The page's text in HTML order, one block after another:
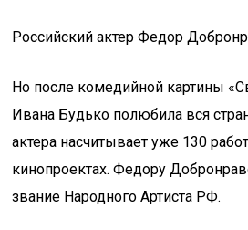
Российский актер Федор
Но после комедийной картины
Ивана Будько полюбила вся
актера насчитывает уже 130
кинопроектах. Федору
звание Народного Артиста РФ.